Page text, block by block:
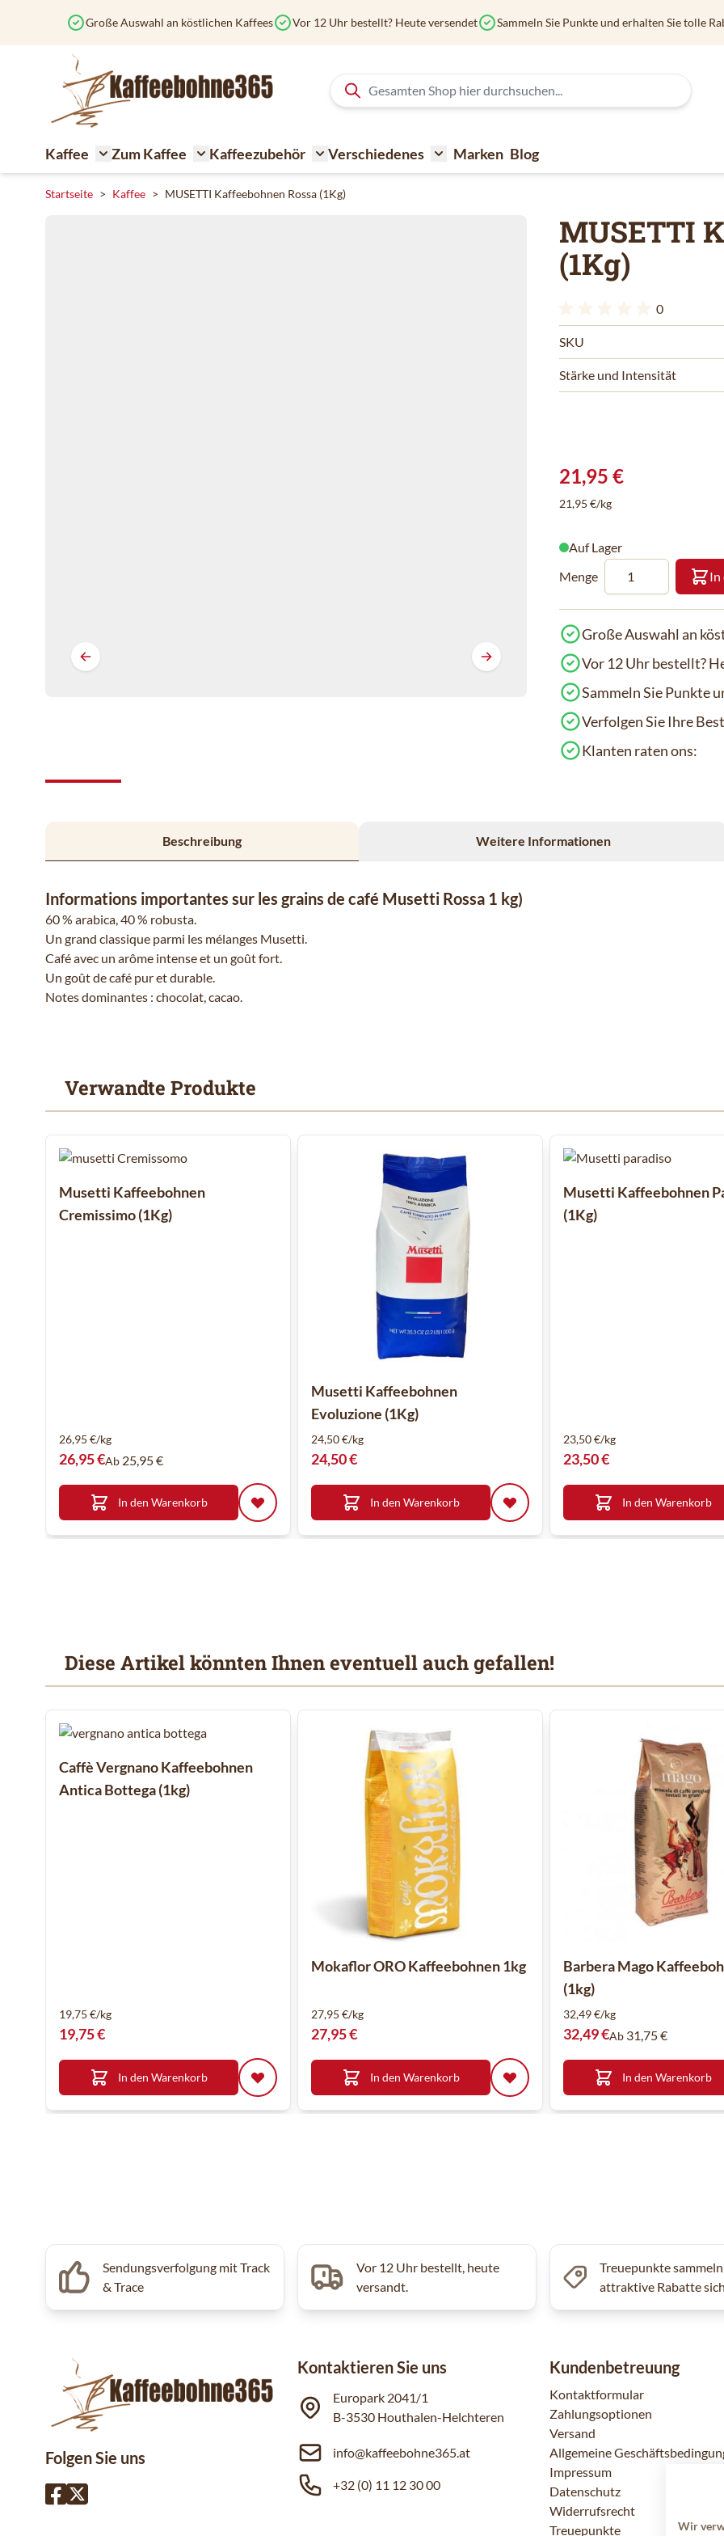
Große Auswahl an köstlichen Kaffees Vor 12 Uhr bestellt? Heute versendet Sammeln Sie Punkte und erhalten Sie tolle
Kaffee
Toggle submenu for Kaffee
Zum Kaffee
Toggle submenu for Zum Kaffee
Kaffeezubehör
Toggle submenu for Kaffeezubehör
Verschiedenes
Toggle submenu for Verschiedenes
Marken Blog
Startseite > Kaffee > MUSETTI Kaffeebohnen Rossa (1Kg)
MUSETTI
(1Kg)
0
SKU
Stärke und Intensität
21,95 €
21,95 €/kg
Auf Lager
Menge
In
Große Auswahl an
Vor 12 Uhr bestellt?
Sammeln Sie Punkte
Verfolgen Sie Ihre
Klanten raten ons:
Beschreibung Weitere Informationen
Informations importantes sur les grains de café Musetti Rossa 1 kg)
60 % arabica, 40 % robusta.
Un grand classique parmi les mélanges Musetti.
Café avec un arôme intense et un goût fort.
Un goût de café pur et durable.
Notes dominantes : chocolat, cacao.
Verwandte Produkte
Mit der Tabulatortaste können Sie durch die Elemente des Karussells navigieren. Mit den Skip-Links können Sie das
Clicken, um das Karussell zu überspringen
Musetti Kaffeebohnen
Cremissimo (1Kg)
26,95 €/kg
26,95 €Ab 25,95 €
In den Warenkorb
Musetti Kaffeebohnen
Evoluzione (1Kg)
24,50 €/kg
24,50 €
In den Warenkorb
Musetti Kaffeebohnen
(1Kg)
23,50 €/kg
23,50 €
In den Warenkorb
Diese Artikel könnten Ihnen eventuell auch gefallen!
Mit der Tabulatortaste können Sie durch die Elemente des Karussells navigieren. Mit den Skip-Links können Sie das
Clicken, um das Karussell zu überspringen
Caffè Vergnano Kaffeebohnen
Antica Bottega (1kg)
19,75 €/kg
19,75 €
In den Warenkorb
Mokaflor ORO Kaffeebohnen 1kg
27,95 €/kg
27,95 €
In den Warenkorb
Barbera Mago
(1kg)
32,49 €/kg
32,49 €Ab 31,75 €
In den Warenkorb
Sendungsverfolgung mit Track
& Trace
Vor 12 Uhr bestellt, heute
versandt.
Treuepunkte
attraktive Rabatte
Folgen Sie uns
Kontaktieren Sie uns
Europark 2041/1
B-3530 Houthalen-Helchteren
info@kaffeebohne365.at
+32 (0) 11 12 30 00
Kundenbetreuung
Kontaktformular
Zahlungsoptionen
Versand
Allgemeine
Impressum
Datenschutz
Widerrufsrecht
Treuepunkte
Wir